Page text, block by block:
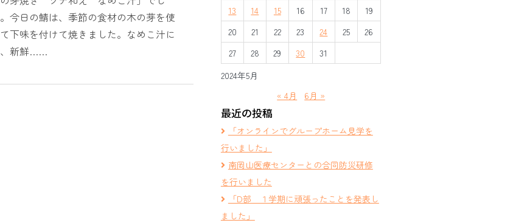
今日の鯖は、季節の食材の木の芽を使
下味を付けて焼きました。なめこ汁に
新鮮……
2024年5月
13
14 15 16 17 18
19
20
21 22 23 24 25
26
27
28 29 30 31
« 4月 6月 »
最近の投稿
「オンラインでグループホーム見学を
行いました」
南岡山医療センターとの合同防災研修
を行いました
「D部 １学期に頑張ったことを発表し
ました」